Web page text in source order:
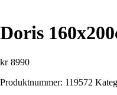
Doris
kr 8990
Produktnummer: 119572